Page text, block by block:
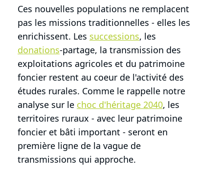
Ces nouvelles populations ne remplacent
pas les missions traditionnelles - elles les
enrichissent. Les successions, les
donations-partage, la transmission des
exploitations agricoles et du patrimoine
foncier restent au coeur de l'activité des
études rurales. Comme le rappelle notre
analyse sur le choc d'héritage 2040, les
territoires ruraux - avec leur patrimoine
foncier et bâti important - seront en
première ligne de la vague de
transmissions qui approche.